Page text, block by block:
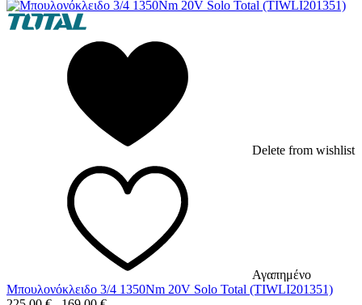
Delete from wishlist
Αγαπημένο
Μπουλονόκλειδο 3/4 1350Nm 20V Solo Total (TIWLI201351)